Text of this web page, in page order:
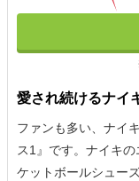
愛され続けるナイ
ファンも多い、ナイ
ス1』です。ナイキ
ケットボールシュー